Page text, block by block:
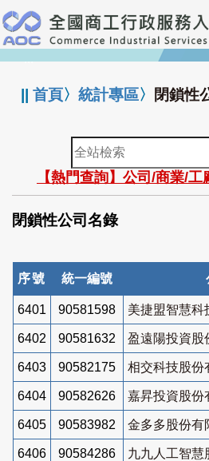
跳
到
主
要
:::
||首頁〉統計專區〉 閉鎖性
全
站
檢
索
【熱門查詢】公司/商業/
閉鎖性公司名錄
序號 統一編號
6401 90581598 美捷盟智慧科
6402 90581632 盈遠陽投資股
6403 90582175 相交科技股份
6404 90582626 嘉昇投資股份
6405 90583982 金多多股份有
6406 90584286 九九人工智慧